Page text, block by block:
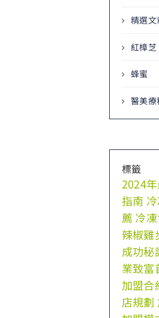
精選文
紅樟芝
蜂蜜
醫美療
標籤
2024
指南
薦 冷
辣椒雞
成功秘
業致富
加盟合
店規劃